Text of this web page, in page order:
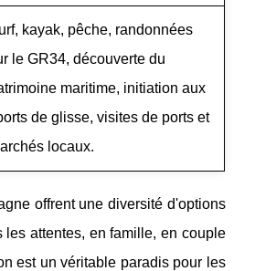
kayak, pêche, randonnées
le GR34, découverte du
maritime, initiation aux
de glisse, visites de ports et
locaux.
offrent une diversité d'options
les attentes, en famille, en couple
est un véritable paradis pour les